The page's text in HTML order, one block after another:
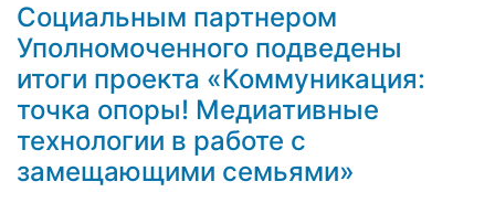
Социальным партнером
Уполномоченного подведены
итоги проекта «Коммуникация:
точка опоры! Медиативные
технологии в работе с
замещающими семьями»